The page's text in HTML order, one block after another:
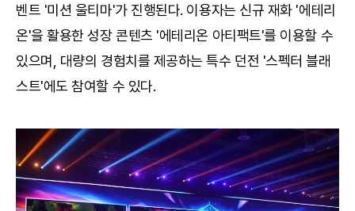
벤트 '미션 울티마'가 진행된다. 이용자는 신규 재화 '에테리
온'을 활용한 성장 콘텐츠 '에테리온 아티팩트'를 이용할 수
있으며, 대량의 경험치를 제공하는 특수 던전 '스펙터 블래
스트'에도 참여할 수 있다.